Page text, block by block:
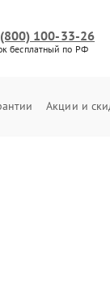
100-33-26
бесплатный по РФ
Акции и